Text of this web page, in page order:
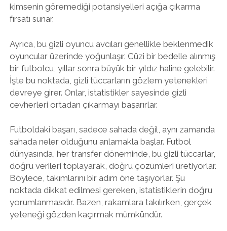
kimsenin göremediği potansiyelleri açığa çıkarma
fırsatı sunar.
Ayrıca, bu gizli oyuncu avcıları genellikle beklenmedik
oyuncular üzerinde yoğunlaşır. Cüzi bir bedelle alınmış
bir futbolcu, yıllar sonra büyük bir yıldız haline gelebilir.
İşte bu noktada, gizli tüccarların gözlem yetenekleri
devreye girer. Onlar, istatistikler sayesinde gizli
cevherleri ortadan çıkarmayı başarırlar.
Futboldaki başarı, sadece sahada değil, aynı zamanda
sahada neler olduğunu anlamakla başlar. Futbol
dünyasında, her transfer döneminde, bu gizli tüccarlar,
doğru verileri toplayarak, doğru çözümleri üretiyorlar.
Böylece, takımlarını bir adım öne taşıyorlar. Şu
noktada dikkat edilmesi gereken, istatistiklerin doğru
yorumlanmasıdır. Bazen, rakamlara takılırken, gerçek
yeteneği gözden kaçırmak mümkündür.